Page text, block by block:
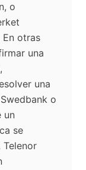
o
En otras
una
una
o
un
se
Telenor